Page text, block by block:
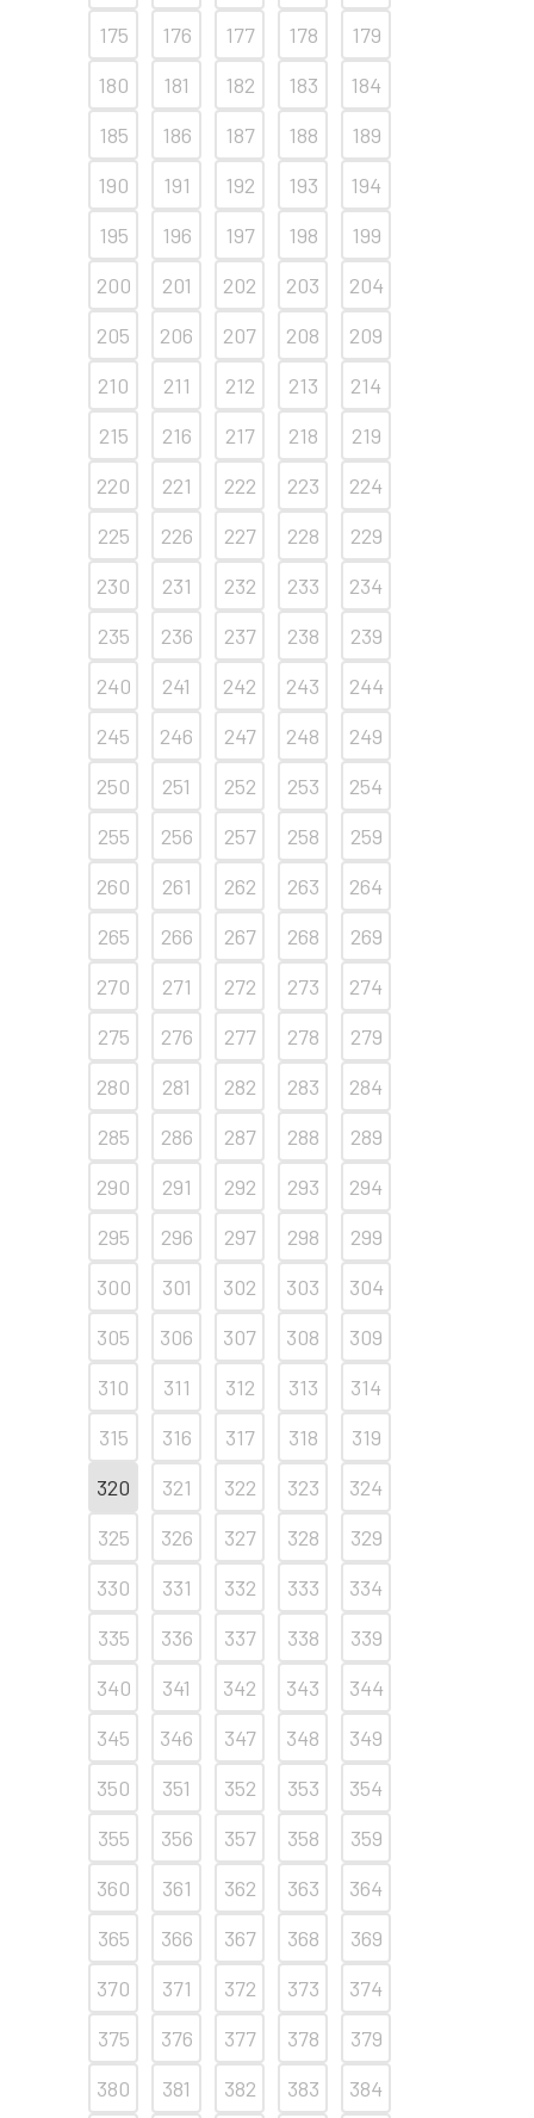
175
176 177 178
179
180
181 182 183
184
185
186 187 188
189
190
191 192 193
194
195
196 197 198
199
200
201 202 203
204
205
206 207 208
209
210
211 212 213
214
215
216 217 218
219
220
221 222 223
224
225
226 227 228
229
230
231 232 233
234
235
236 237 238
239
240
241 242 243
244
245
246 247 248
249
250
251 252 253
254
255
256 257 258
259
260
261 262 263
264
265
266 267 268
269
270
271 272 273
274
275
276 277 278
279
280
281 282 283
284
285
286 287 288
289
290
291 292 293
294
295
296 297 298
299
300
301 302 303
304
305
306 307 308
309
310
311 312 313
314
315
316 317 318
319
320
321 322 323
324
325
326 327 328
329
330
331 332 333
334
335
336 337 338
339
340
341 342 343
344
345
346 347 348
349
350
351 352 353
354
355
356 357 358
359
360
361 362 363
364
365
366 367 368
369
370
371 372 373
374
375
376 377 378
379
380
381 382 383 384